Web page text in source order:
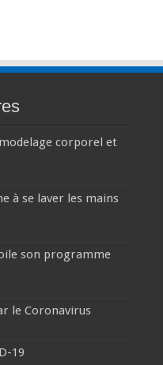
corporel et
à se laver les mains
son programme
le Coronavirus
19